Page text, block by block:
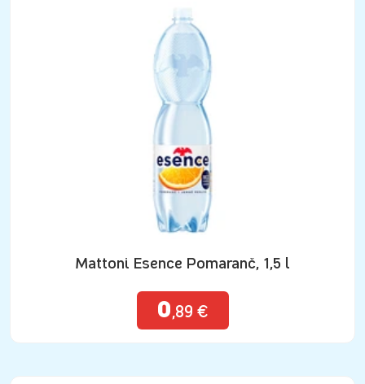
Mattoni Esence Pomaranč, 1,5 l
0,89 €